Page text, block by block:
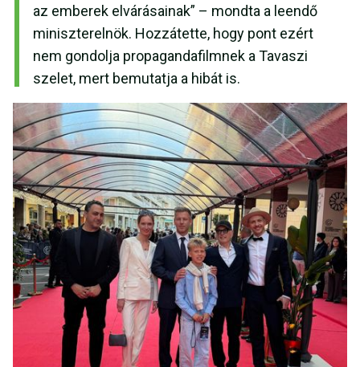
az emberek elvárásainak” – mondta a leendő
miniszterelnök. Hozzátette, hogy pont ezért
nem gondolja propagandafilmnek a Tavaszi
szelet, mert bemutatja a hibát is.